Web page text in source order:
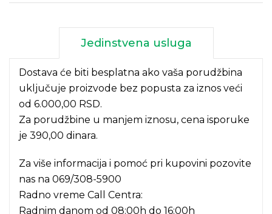
Jedinstvena usluga
Dostava će biti besplatna ako vaša porudžbina
uključuje proizvode bez popusta za iznos veći
od 6.000,00 RSD.
Za porudžbine u manjem iznosu, cena isporuke
je 390,00 dinara.
Za više informacija i pomoć pri kupovini pozovite
nas na 069/308-5900
Radno vreme Call Centra:
Radnim danom od 08:00h do 16:00h